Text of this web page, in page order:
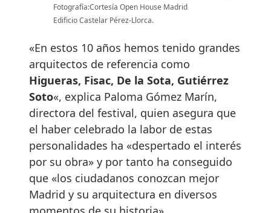
Fotografía:Cortesía Open House Madrid
Edificio Castelar Pérez-Llorca.
«En estos 10 años hemos tenido grandes
arquitectos de referencia como
Higueras, Fisac, De la Sota, Gutiérrez
Soto«, explica Paloma Gómez Marín,
directora del festival, quien asegura que
el haber celebrado la labor de estas
personalidades ha «despertado el interés
por su obra» y por tanto ha conseguido
que «los ciudadanos conozcan mejor
Madrid y su arquitectura en diversos